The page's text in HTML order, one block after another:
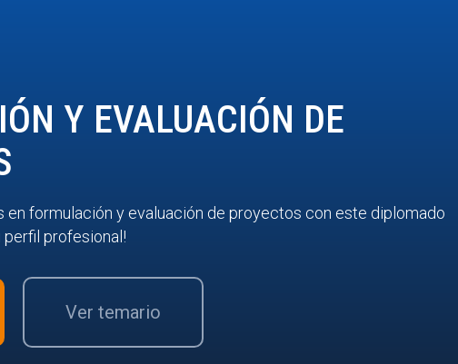
Y EVALUACIÓN DE
en formulación y evaluación de proyectos con este diplomado
perfil profesional!
Ver temario